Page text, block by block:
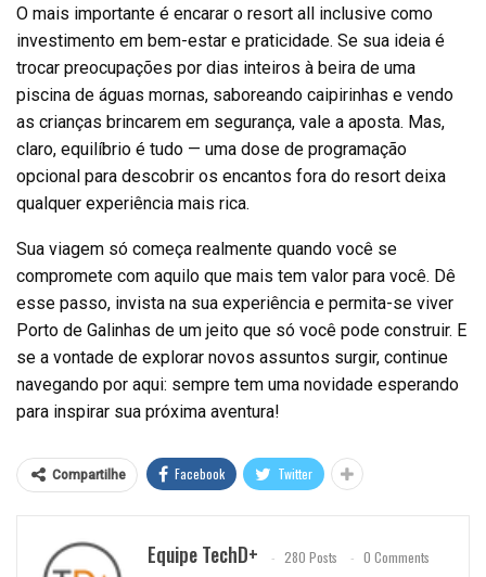
O mais importante é encarar o resort all inclusive como
investimento em bem-estar e praticidade. Se sua ideia é
trocar preocupações por dias inteiros à beira de uma
piscina de águas mornas, saboreando caipirinhas e vendo
as crianças brincarem em segurança, vale a aposta. Mas,
claro, equilíbrio é tudo — uma dose de programação
opcional para descobrir os encantos fora do resort deixa
qualquer experiência mais rica.
Sua viagem só começa realmente quando você se
compromete com aquilo que mais tem valor para você. Dê
esse passo, invista na sua experiência e permita-se viver
Porto de Galinhas de um jeito que só você pode construir. E
se a vontade de explorar novos assuntos surgir, continue
navegando por aqui: sempre tem uma novidade esperando
para inspirar sua próxima aventura!
Compartilhe Facebook Twitter
Equipe TechD+ 280 Posts 0 Comments